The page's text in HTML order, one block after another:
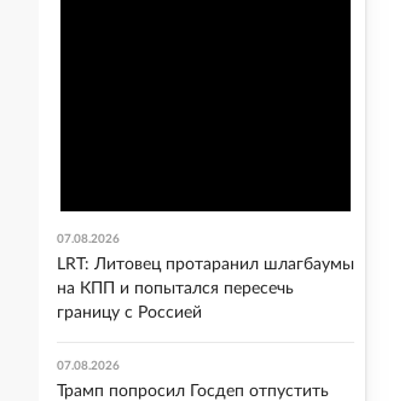
07.08.2026
LRT: Литовец протаранил шлагбаумы
на КПП и попытался пересечь
границу с Россией
07.08.2026
Трамп попросил Госдеп отпустить